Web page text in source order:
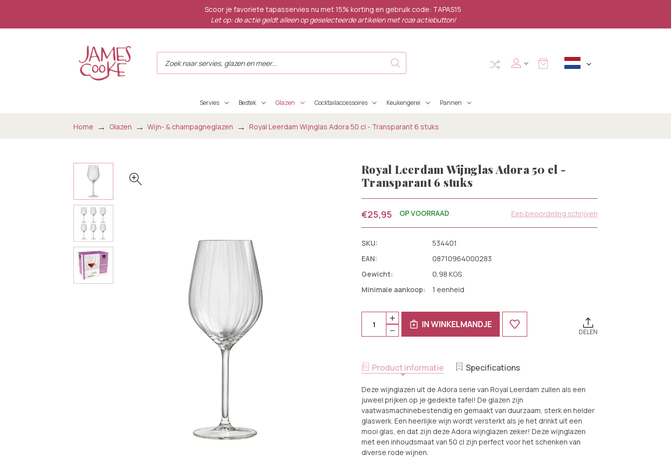
Scoor je favoriete tapasservies nu met 15% korting en gebruik code: TAPAS15
Let op: de actie geldt alleen op geselecteerde artikelen met roze actiebutton!
Servies Bestek Glazen Cocktailaccessoires Keukengerei Pannen
Home Glazen Wijn- & champagneglazen Royal Leerdam Wijnglas Adora 50 cl - Transparant 6 stuks
Royal Leerdam Wijnglas Adora 50 cl -
Transparant 6 stuks
€25,95 OP VOORRAAD Een beoordeling schrijven
SKU:
534401
EAN:
08710964000283
Gewicht:
0,98 KGS
Minimale aankoop:
1 eenheid
Huidige
Voorraad:
HOEVEELHEID
VERLAGEN
WIJNGLAS
ADORA
CL
-
TRANSPARANT
STUKS
HOEVEELHEID
VERHOGEN
VAN
ROYAL
50
CL
TRANSPARANT
6
STUKS
IN WINKELMANDJE
DELEN
Product informatie Specifications
Deze wijnglazen uit de Adora serie van Royal Leerdam zullen als een
juweel prijken op je gedekte tafel! De glazen zijn
vaatwasmachinebestendig en gemaakt van duurzaam, sterk en helder
glaswerk. Een heerlijke wijn wordt versterkt als je het drinkt uit een
mooi glas, en dat zijn deze Adora wijnglazen zeker! Deze wijnglazen
met een inhoudsmaat van 50 cl zijn perfect voor het schenken van
diverse rode wijnen.